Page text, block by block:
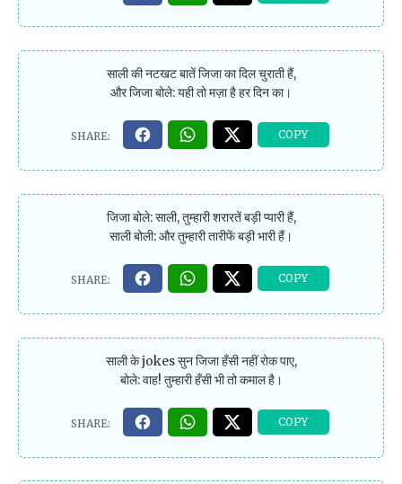
साली की नटखट बातें जिजा का दिल चुराती हैं,
और जिजा बोले: यही तो मज़ा है हर दिन का।
जिजा बोले: साली, तुम्हारी शरारतें बड़ी प्यारी हैं,
साली बोली: और तुम्हारी तारीफें बड़ी भारी हैं।
साली के jokes सुन जिजा हँसी नहीं रोक पाए,
बोले: वाह! तुम्हारी हँसी भी तो कमाल है।